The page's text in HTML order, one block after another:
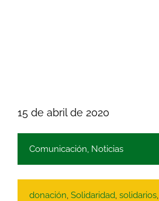
15 de abril de 2020
Comunicación, Noticias
donación, Solidaridad, solidarios,